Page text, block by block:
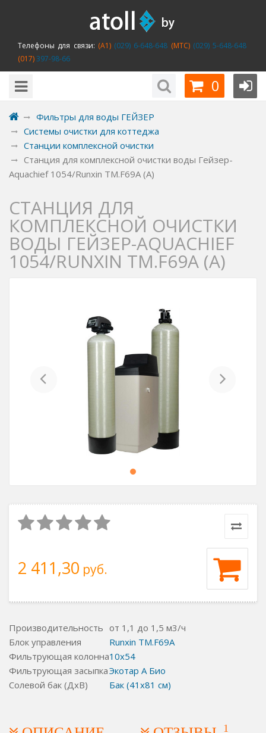
Телефоны для связи: (A1)(029) 6-648-648 (MTC)(029) 5-648-648
(017)397-98-66
0
Фильтры для воды ГЕЙЗЕР
Системы очистки для коттеджа
Станции комплексной очистки
Станция для комплексной очистки воды Гейзер-
Aquachief 1054/Runxin TM.F69A (A)
СТАНЦИЯ ДЛЯ
КОМПЛЕКСНОЙ ОЧИСТКИ
ВОДЫ ГЕЙЗЕР-AQUACHIEF
1054/RUNXIN TM.F69A (A)
Previous
2 411,30 руб.
Производительность от 1,1 до 1,5 м3/ч
Блок управления
Runxin TM.F69A
Фильтрующая колонна10x54
Фильтрующая засыпкаЭкотар А Био
Солевой бак (ДхВ)
Бак (41x81 см)
1